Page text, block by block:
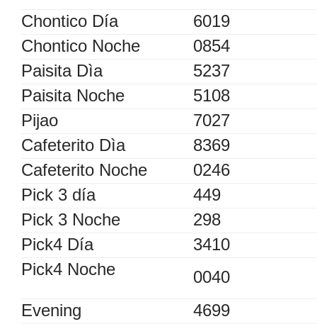
Chontico Día
6019
Chontico Noche
0854
Paisita Dìa
5237
Paisita Noche
5108
Pijao
7027
Cafeterito Dìa
8369
Cafeterito Noche
0246
Pick 3 día
449
Pick 3 Noche
298
Pick4 Día
3410
Pick4 Noche
0040
Evening
4699